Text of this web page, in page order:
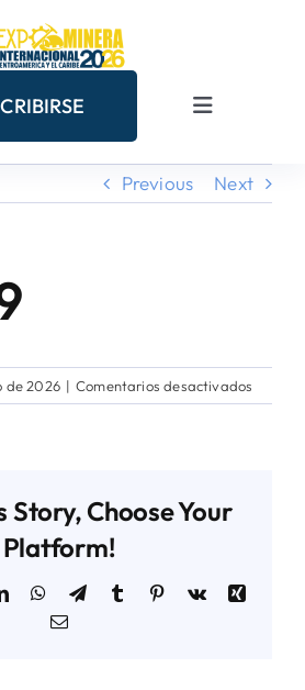
Toggle
Previous Next
de 2026 | Comentarios desactivados
Stand
Story, Choose Your
Platform!
LinkedInWhatsApp
TelegramTumblr Pinterest
Vk
Xing
Email